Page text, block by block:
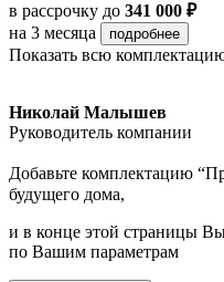
в рассрочку до 341 000 ₽
на 3 месяца
подробнее
Показать всю
Николай Малышев
Руководитель компании
Добавьте комплектацию
будущего дома,
и в конце этой страницы
по Вашим параметрам